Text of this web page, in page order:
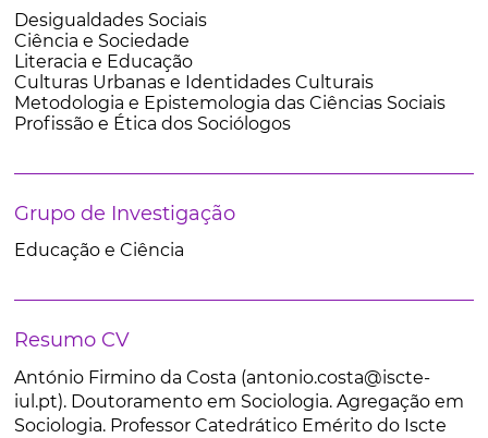
Desigualdades Sociais
Ciência e Sociedade
Literacia e Educação
Culturas Urbanas e Identidades Culturais
Metodologia e Epistemologia das Ciências Sociais
Profissão e Ética dos Sociólogos
Grupo de Investigação
Educação e Ciência
Resumo CV
António Firmino da Costa (antonio.costa@iscte-
iul.pt). Doutoramento em Sociologia. Agregação em
Sociologia. Professor Catedrático Emérito do Iscte